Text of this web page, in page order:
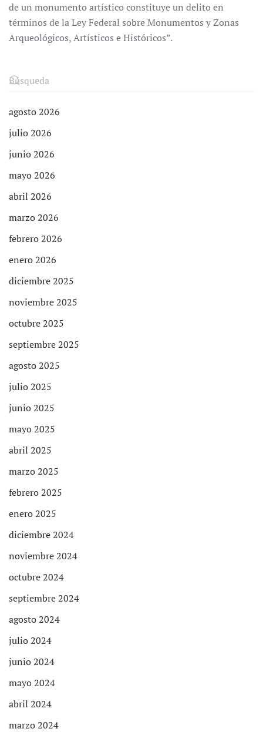
de un monumento artístico constituye un delito en
términos de la Ley Federal sobre Monumentos y Zonas
Arqueológicos, Artísticos e Históricos”.
agosto 2026
julio 2026
junio 2026
mayo 2026
abril 2026
marzo 2026
febrero 2026
enero 2026
diciembre 2025
noviembre 2025
octubre 2025
septiembre 2025
agosto 2025
julio 2025
junio 2025
mayo 2025
abril 2025
marzo 2025
febrero 2025
enero 2025
diciembre 2024
noviembre 2024
octubre 2024
septiembre 2024
agosto 2024
julio 2024
junio 2024
mayo 2024
abril 2024
marzo 2024